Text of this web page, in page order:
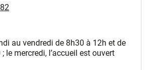
au vendredi de 8h30 à 12h et de
le mercredi, l’accueil est ouvert